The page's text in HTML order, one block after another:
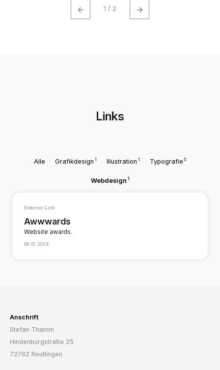
← 1 / 2 →
Links
Alle Grafikdesign 1 Illustration 1 Typografie 5
Webdesign 1
Externer Link
Awwwards
Website awards.
06.01.2024
Anschrift
Stefan Thamm
Hindenburgstraße 25
72762 Reutlingen